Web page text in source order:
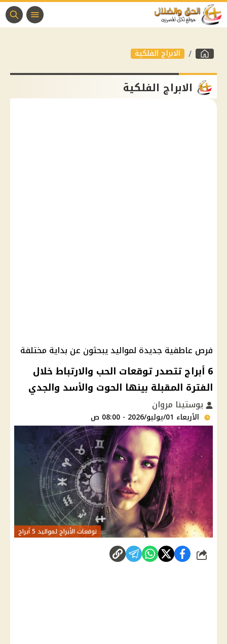
الابراج الفلكية
الابراج الفلكية
فرص عاطفية جديدة لمواليد يبحثون عن بداية مختلفة
6 أبراج تتصدر توقعات الحب والارتباط خلال
الفترة المقبلة بينها الحوت والأسد والجدي
يوستينا مروان
الأربعاء 01/يوليو/2026 - 08:00 ص
توقعات الأبراج لمواليد 5 أبراج
شارك